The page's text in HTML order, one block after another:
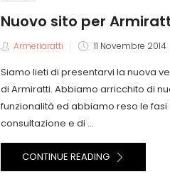
Nuovo sito per
Armeriaratti
Posted
11 Novembre 2014
Siamo lieti di presentarvi la nuova
di Armiratti. Abbiamo arricchito di
funzionalità ed abbiamo reso le fasi
consultazione e di ...
CONTINUE READING